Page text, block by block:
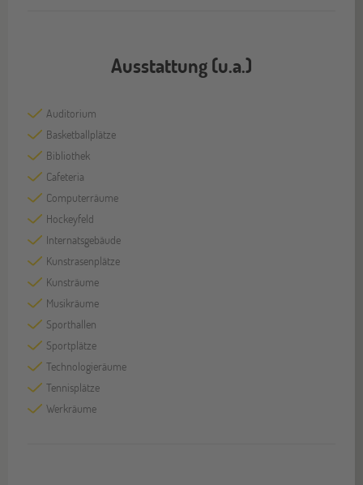
Ausstattung (u.a.)
Auditorium
Basketballplätze
Bibliothek
Cafeteria
Computerräume
Hockeyfeld
Internatsgebäude
Kunstrasenplätze
Kunsträume
Musikräume
Sporthallen
Sportplätze
Technologieräume
Tennisplätze
Werkräume